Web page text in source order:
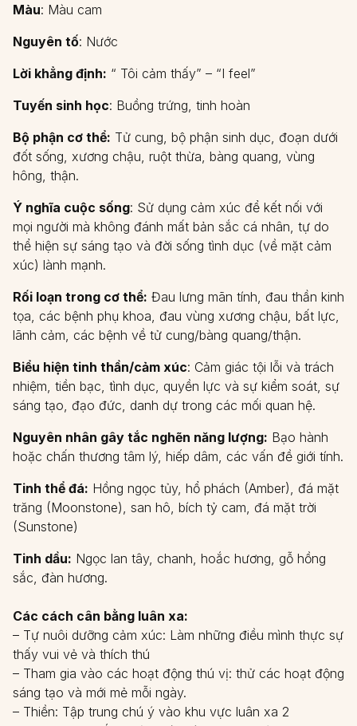
Màu: Màu cam
Nguyên tố: Nước
Lời khẳng định: “ Tôi cảm thấy” – “I feel”
Tuyến sinh học: Buồng trứng, tinh hoàn
Bộ phận cơ thể: Tử cung, bộ phận sinh dục, đoạn dưới
đốt sống, xương chậu, ruột thừa, bàng quang, vùng
hông, thận.
Ý nghĩa cuộc sống: Sử dụng cảm xúc để kết nối với
mọi người mà không đánh mất bản sắc cá nhân, tự do
thể hiện sự sáng tạo và đời sống tình dục (về mặt cảm
xúc) lành mạnh.
Rối loạn trong cơ thể: Đau lưng mãn tính, đau thần kinh
tọa, các bệnh phụ khoa, đau vùng xương chậu, bất lực,
lãnh cảm, các bệnh về tử cung/bàng quang/thận.
Biểu hiện tinh thần/cảm xúc: Cảm giác tội lỗi và trách
nhiệm, tiền bạc, tình dục, quyền lực và sự kiểm soát, sự
sáng tạo, đạo đức, danh dự trong các mối quan hệ.
Nguyên nhân gây tắc nghẽn năng lượng: Bạo hành
hoặc chấn thương tâm lý, hiếp dâm, các vấn đề giới tính.
Tinh thể đá: Hồng ngọc tủy, hổ phách (Amber), đá mặt
trăng (Moonstone), san hô, bích tỷ cam, đá mặt trời
(Sunstone)
Tinh dầu: Ngọc lan tây, chanh, hoắc hương, gỗ hồng
sắc, đàn hương.
Các cách cân bằng luân xa:
– Tự nuôi dưỡng cảm xúc: Làm những điều mình thực sự
thấy vui vẻ và thích thú
– Tham gia vào các hoạt động thú vị: thử các hoạt động
sáng tạo và mới mẻ mỗi ngày.
– Thiền: Tập trung chú ý vào khu vực luân xa 2